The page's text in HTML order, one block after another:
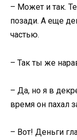
– Может и так.
позади. А еще
частью.
– Так ты же
– Да, но я в
время он пахал
– Вот! Деньги